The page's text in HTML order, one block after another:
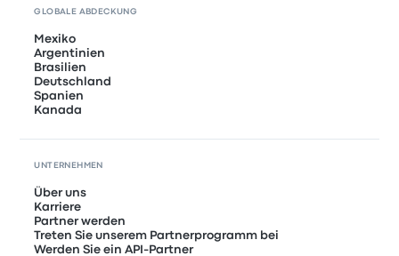
GLOBALE ABDECKUNG
Mexiko
Argentinien
Brasilien
Deutschland
Spanien
Kanada
UNTERNEHMEN
Über uns
Karriere
Partner werden
Treten Sie unserem Partnerprogramm bei
Werden Sie ein API-Partner